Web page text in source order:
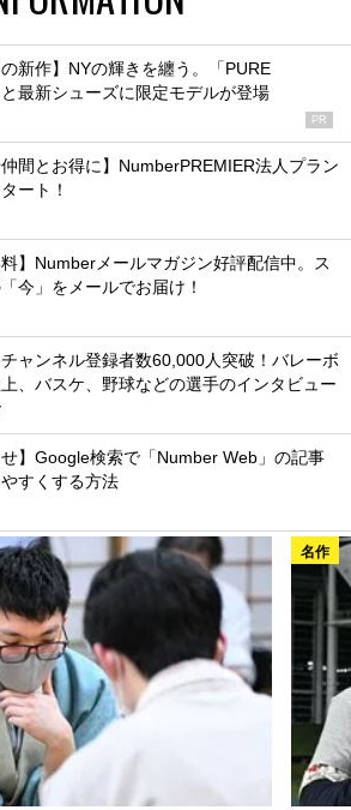
の新作】NYの輝きを纏う。「PURE
最新シューズに限定モデルが登場
PR
仲間とお得に】NumberPREMIER法人プラン
ート！
料】Numberメールマガジン好評配信中。ス
今」をメールでお届け！
ャンネル登録者数60,000人突破！バレーボ
、バスケ、野球などの選手のインタビュー
せ】Google検索で「Number Web」の記事
すくする方法
名作